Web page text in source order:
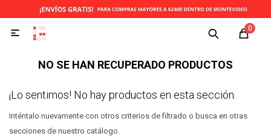
0

NO SE HAN RECUPERADO PRODUCTOS
¡Lo sentimos! No hay productos en esta sección.
Inténtalo nuevamente con otros criterios de filtrado o busca en otras
secciones de nuestro catálogo.